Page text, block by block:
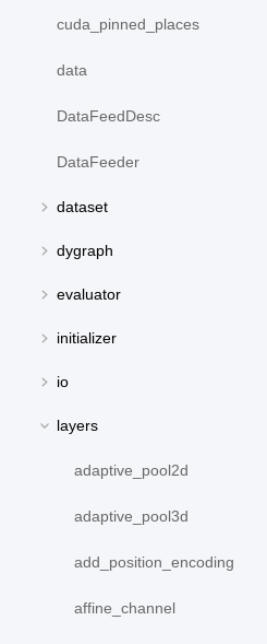
cuda_pinned_places
data
DataFeedDesc
DataFeeder
dataset
dygraph
evaluator
initializer
io
layers
adaptive_pool2d
adaptive_pool3d
add_position_encoding
affine_channel